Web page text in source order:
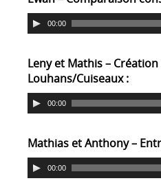
00:00
Leny et Mathis –
Louhans/Cuiseaux :
00:00
Mathias et Anthony –
00:00